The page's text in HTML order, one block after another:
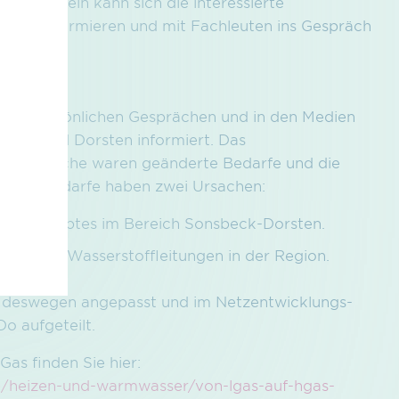
informieren und mit Fachleuten ins Gespräch
in persönlichen Gesprächen und in den Medien
und Dorsten informiert. Das
Ursache waren geänderte Bedarfe und die
Bedarfe haben zwei Ursachen:
im Bereich Sonsbeck-Dorsten.
von Wasserstoffleitungen in der Region.
angepasst und im Netzentwicklungs­
aufgeteilt.
finden Sie hier:
und-warmwasser/von-lgas-auf-hgas-